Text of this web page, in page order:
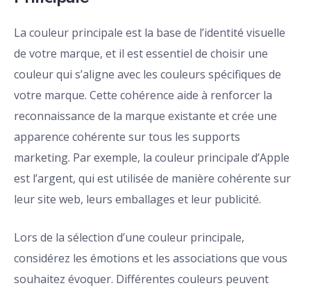
La couleur principale est la base de l’identité visuelle
de votre marque, et il est essentiel de choisir une
couleur qui s’aligne avec les couleurs spécifiques de
votre marque. Cette cohérence aide à renforcer la
reconnaissance de la marque existante et crée une
apparence cohérente sur tous les supports
marketing. Par exemple, la couleur principale d’Apple
est l’argent, qui est utilisée de manière cohérente sur
leur site web, leurs emballages et leur publicité.
Lors de la sélection d’une couleur principale,
considérez les émotions et les associations que vous
souhaitez évoquer. Différentes couleurs peuvent